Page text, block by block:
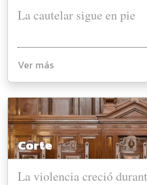
La cautelar sigue en pie
Ver más
Corte
La violencia creció